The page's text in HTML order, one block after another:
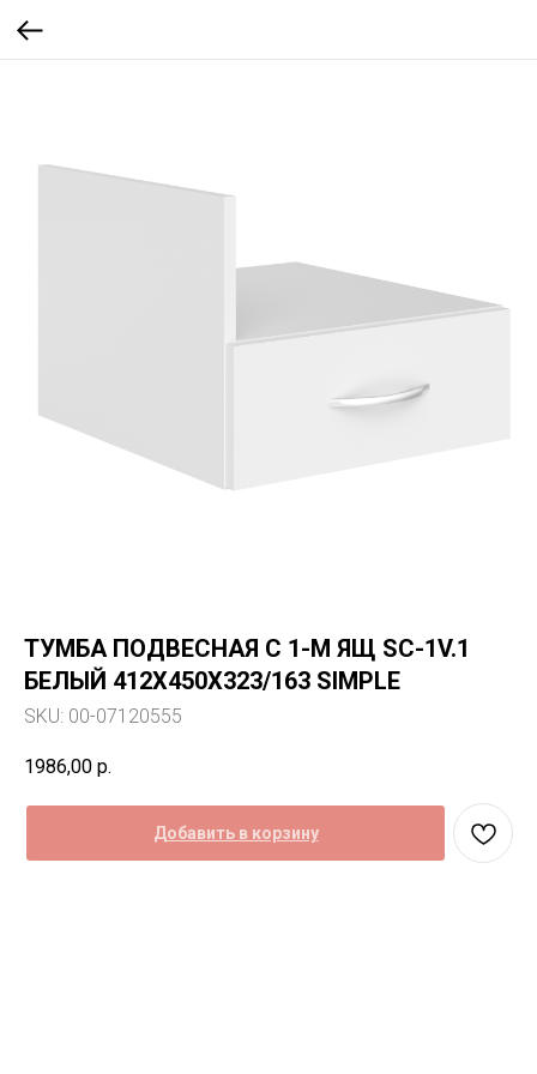
ТУМБА ПОДВЕСНАЯ С 1-М ЯЩ SC-1V.1
БЕЛЫЙ 412Х450Х323/163 SIMPLE
SKU: 00-07120555
1986,00 р.
Добавить в корзину